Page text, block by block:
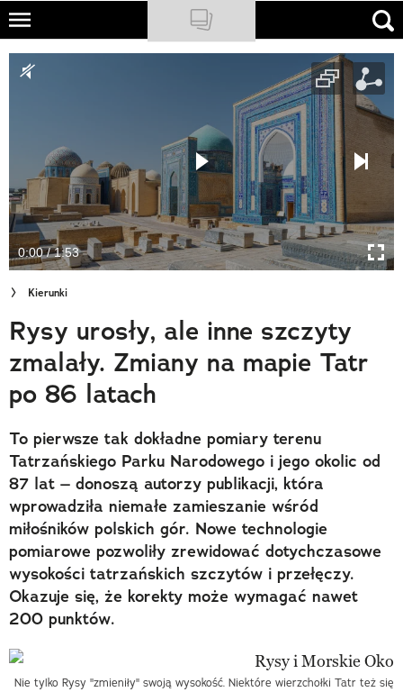
Skip
main
NATIONAL GEOGRAPHIC
Sklep
Newsletter
Cuda Polski
Wielki Konkurs Fotograficzny
Trendbook Podróżniczy
Polecane
0:00 / 1:53
Kierunki
Rysy urosły, ale inne szczyty
zmalały. Zmiany na mapie Tatr
po 86 latach
To pierwsze tak dokładne pomiary terenu
Tatrzańskiego Parku Narodowego i jego okolic od
87 lat – donoszą autorzy publikacji, która
wprowadziła niemałe zamieszanie wśród
miłośników polskich gór. Nowe technologie
pomiarowe pozwoliły zrewidować dotychczasowe
wysokości tatrzańskich szczytów i przełęczy.
Okazuje się, że korekty może wymagać nawet
200 punktów.
Nie tylko Rysy "zmieniły" swoją wysokość. Niektóre wierzchołki Tatr też się